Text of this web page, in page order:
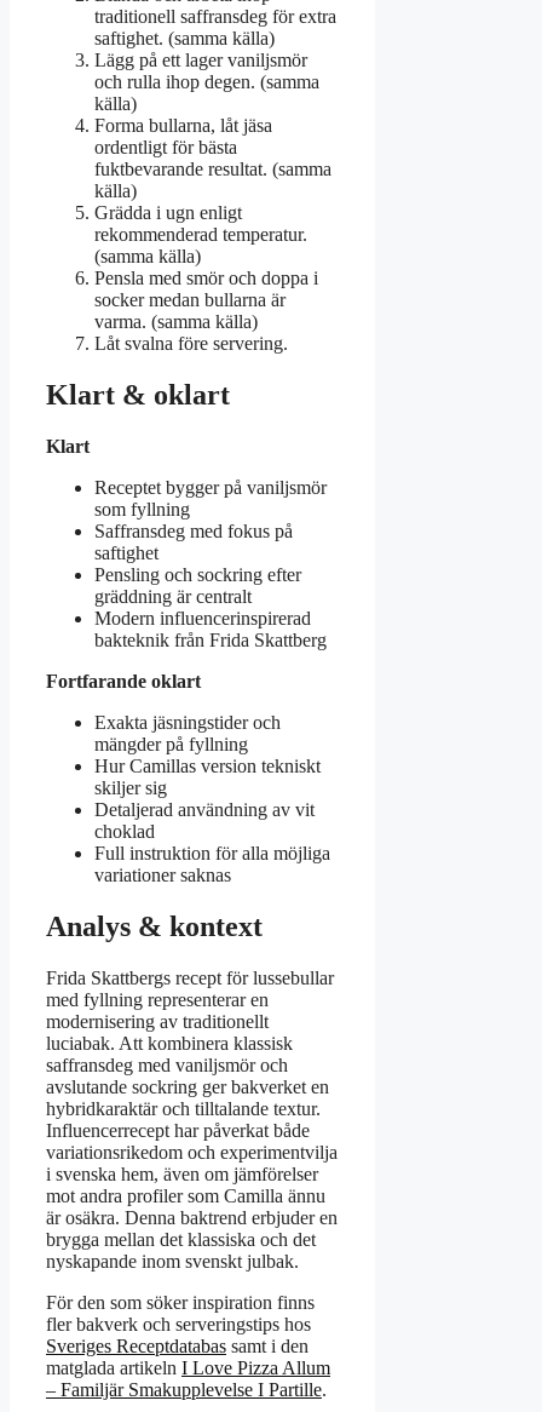
traditionell saffransdeg för extra
saftighet. (samma källa)
Lägg på ett lager vaniljsmör
och rulla ihop degen. (samma
källa)
Forma bullarna, låt jäsa
ordentligt för bästa
fuktbevarande resultat. (samma
källa)
Grädda i ugn enligt
rekommenderad temperatur.
(samma källa)
Pensla med smör och doppa i
socker medan bullarna är
varma. (samma källa)
Låt svalna före servering.
Klart & oklart
Klart
Receptet bygger på vaniljsmör
som fyllning
Saffransdeg med fokus på
saftighet
Pensling och sockring efter
gräddning är centralt
Modern influencerinspirerad
bakteknik från Frida Skattberg
Fortfarande oklart
Exakta jäsningstider och
mängder på fyllning
Hur Camillas version tekniskt
skiljer sig
Detaljerad användning av vit
choklad
Full instruktion för alla möjliga
variationer saknas
Analys & kontext
Frida Skattbergs recept för lussebullar
med fyllning representerar en
modernisering av traditionellt
luciabak. Att kombinera klassisk
saffransdeg med vaniljsmör och
avslutande sockring ger bakverket en
hybridkaraktär och tilltalande textur.
Influencerrecept har påverkat både
variationsrikedom och experimentvilja
i svenska hem, även om jämförelser
mot andra profiler som Camilla ännu
är osäkra. Denna baktrend erbjuder en
brygga mellan det klassiska och det
nyskapande inom svenskt julbak.
För den som söker inspiration finns
fler bakverk och serveringstips hos
Sveriges Receptdatabas samt i den
matglada artikeln I Love Pizza Allum
– Familjär Smakupplevelse I Partille.